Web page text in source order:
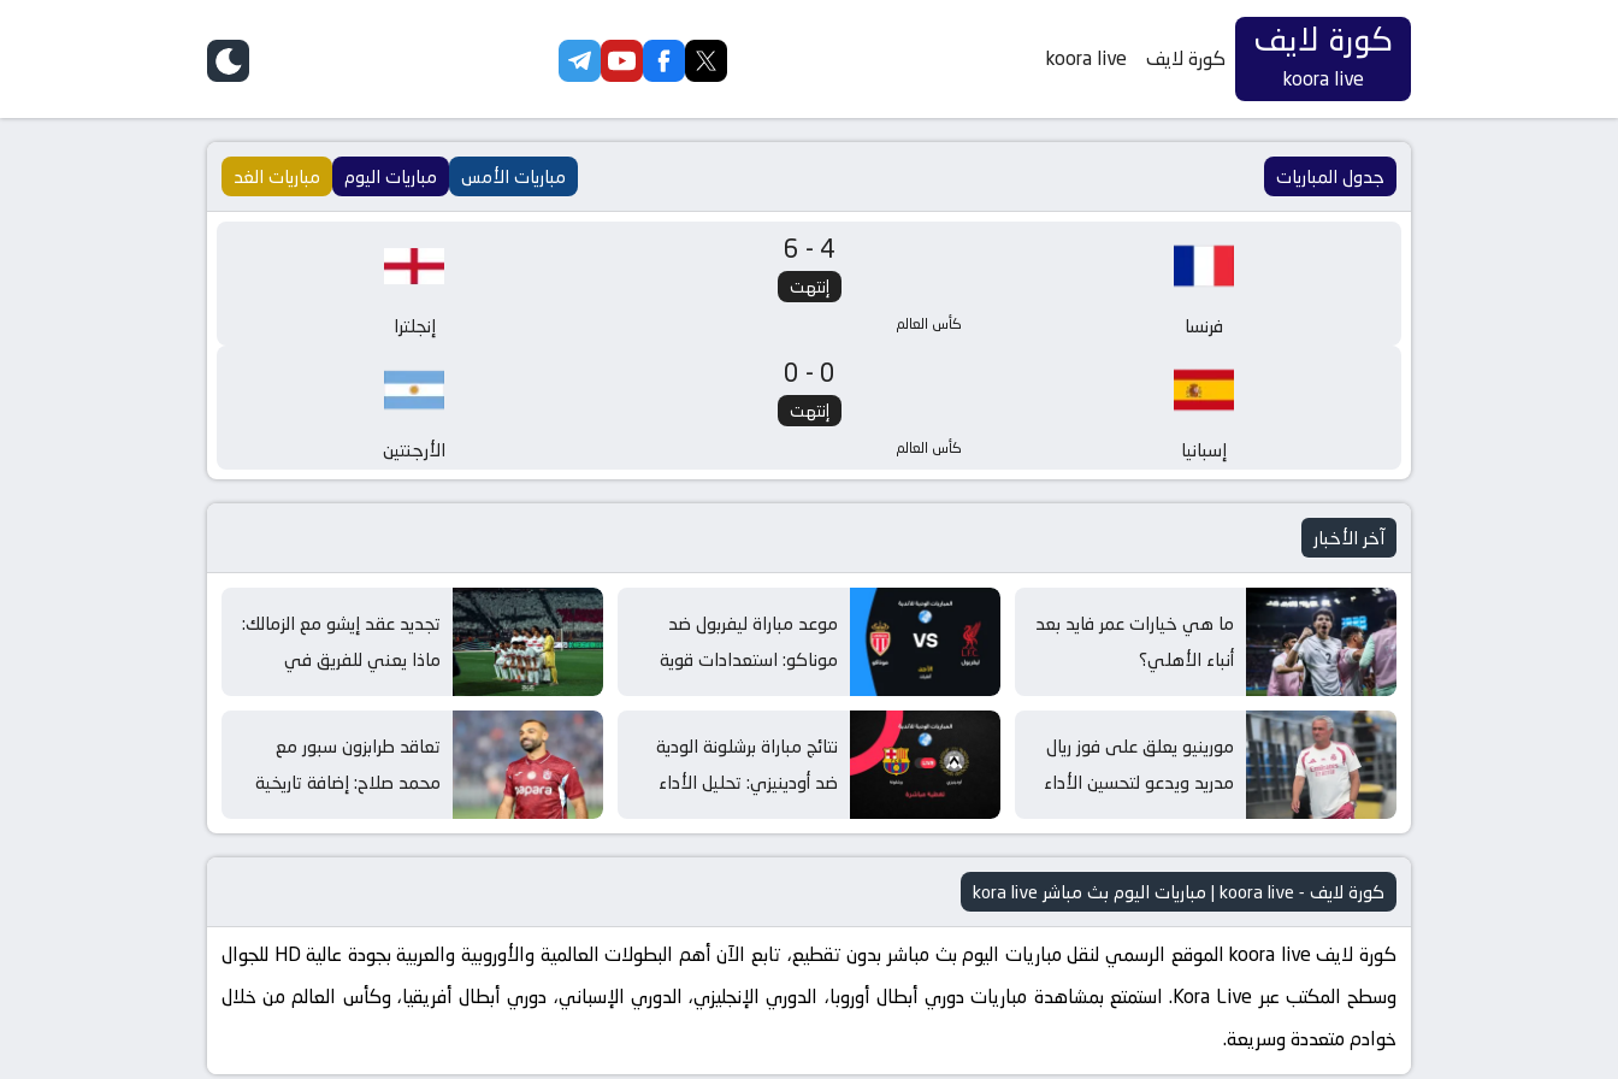
كورة لايف
koora live
كورة لايف koora live
جدول المباريات مباريات الأمس مباريات اليوم مباريات الغد
فرنسا
6-4
إنتهت
كأس العالم إنجلترا
إسبانيا
0-0
إنتهت
كأس العالم الأرجنتين
آخر الأخبار
ما هي خيارات عمر فايد بعد
أنباء الأهلي؟
موعد مباراة ليفربول ضد
موناكو: استعدادات قوية
تجديد عقد إيشو مع الزمالك:
ماذا يعني للفريق في
مورينيو يعلق على فوز ريال
مدريد ويدعو لتحسين الأداء
نتائج مباراة برشلونة الودية
ضد أودينيزي: تحليل الأداء
تعاقد طرابزون سبور مع
محمد صلاح: إضافة تاريخية
كورة لايف - koora live | مباريات اليوم بث مباشر kora live
كورة لايف koora live الموقع الرسمي لنقل مباريات اليوم بث مباشر بدون تقطيع، تابع الآن أهم البطولات العالمية والأوروبية والعربية بجودة عالية HD للجوال
وسطح المكتب عبر Kora Live. استمتع بمشاهدة مباريات دوري أبطال أوروبا، الدوري الإنجليزي، الدوري الإسباني، دوري أبطال أفريقيا، وكأس العالم من خلال
خوادم متعددة وسريعة.